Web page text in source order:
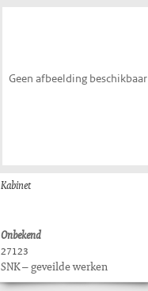
Geen afbeelding beschikbaar
Kabinet
Onbekend
27123
SNK – geveilde werken